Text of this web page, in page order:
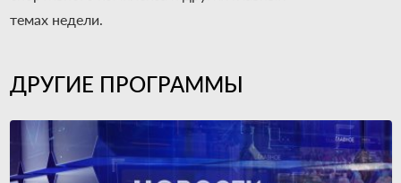
темах недели.
ДРУГИЕ ПРОГРАММЫ